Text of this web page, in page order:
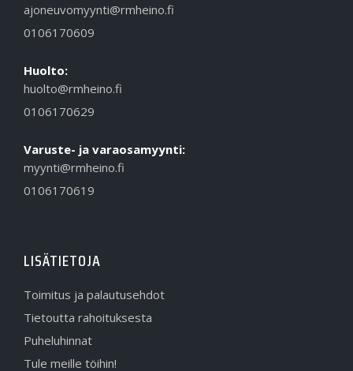
ajoneuvomyynti@rmheino.fi
0106170609
Huolto:
huolto@rmheino.fi
0106170629
Varuste- ja varaosamyynti:
myynti@rmheino.fi
0106170619
LISÄTIETOJA
Toimitus ja palautusehdot
Tietoutta rahoituksesta
Puheluhinnat
Tule meille töihin!